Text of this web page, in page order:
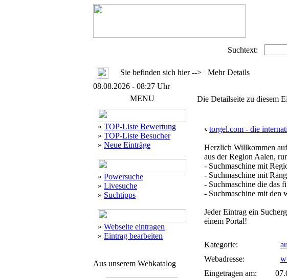
Suchtext:
Sie befinden sich hier --> Mehr Details
08.08.2026 - 08:27 Uhr
MENU
» TOP-Liste Bewertung
» TOP-Liste Besucher
» Neue Einträge
» Powersuche
» Livesuche
» Suchtipps
» Webseite eintragen
» Eintrag bearbeiten
Aus unserem Webkatalog
Die Detailseite zu diesem
torgel.com - die
Herzlich Willkommen
aus der Region Aalen,
- Suchmaschine mit
- Suchmaschine mit
- Suchmaschine die das
- Suchmaschine mit den
Jeder Eintrag ein
einem Portal!
Kategorie:
Webadresse:
Eingetragen am: